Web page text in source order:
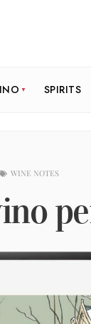
SPIRITS
WINE NOTES